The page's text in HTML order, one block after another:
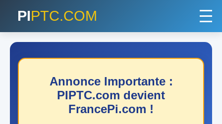
PIPTC.COM
Annonce Importante :
PIPTC.com devient
FrancePi.com !